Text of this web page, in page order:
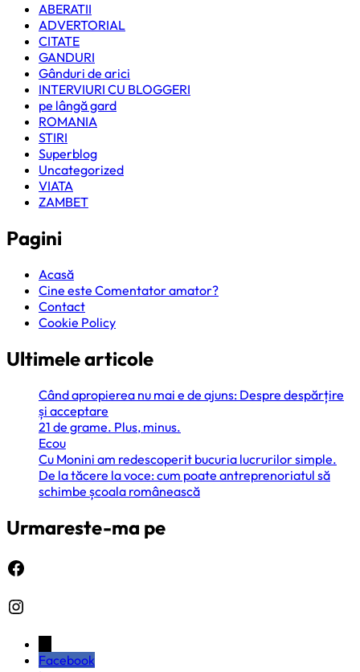
ABERATII
ADVERTORIAL
CITATE
GANDURI
Gânduri de arici
INTERVIURI CU BLOGGERI
pe lângă gard
ROMANIA
STIRI
Superblog
Uncategorized
VIATA
ZAMBET
Pagini
Acasă
Cine este Comentator amator?
Contact
Cookie Policy
Ultimele articole
Când apropierea nu mai e de ajuns: Despre despărțire
și acceptare
21 de grame. Plus, minus.
Ecou
Cu Monini am redescoperit bucuria lucrurilor simple.
De la tăcere la voce: cum poate antreprenoriatul să
schimbe școala românească
Urmareste-ma pe
Facebook
Instagram
Facebook